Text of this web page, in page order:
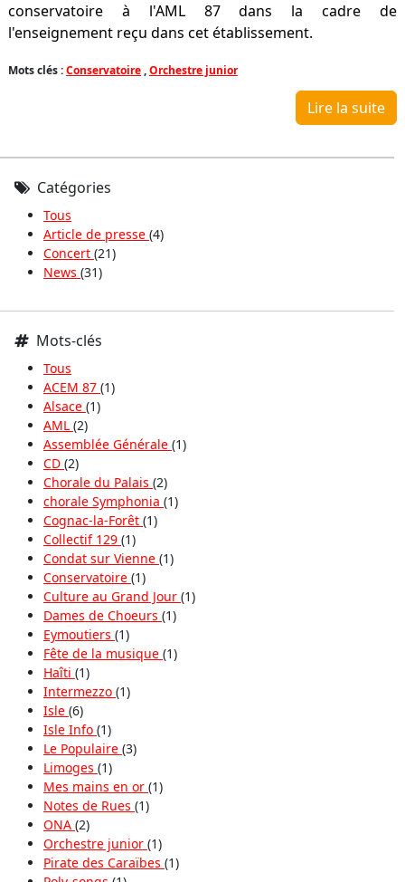
conservatoire à l'AML 87 dans la cadre de
l'enseignement reçu dans cet établissement.
Mots clés :Conservatoire,Orchestre junior
Lire la suite
Catégories
Tous
Article de presse (4)
Concert (21)
News (31)
Mots-clés
Tous
ACEM 87 (1)
Alsace (1)
AML (2)
Assemblée Générale (1)
CD (2)
Chorale du Palais (2)
chorale Symphonia (1)
Cognac-la-Forêt (1)
Collectif 129 (1)
Condat sur Vienne (1)
Conservatoire (1)
Culture au Grand Jour (1)
Dames de Choeurs (1)
Eymoutiers (1)
Fête de la musique (1)
Haîti (1)
Intermezzo (1)
Isle (6)
Isle Info (1)
Le Populaire (3)
Limoges (1)
Mes mains en or (1)
Notes de Rues (1)
ONA (2)
Orchestre junior (1)
Pirate des Caraïbes (1)